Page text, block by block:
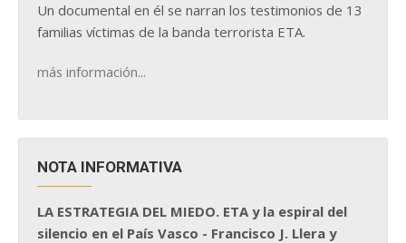
Un documental en él se narran los testimonios de 13
familias víctimas de la banda terrorista ETA.
más información...
NOTA INFORMATIVA
LA ESTRATEGIA DEL MIEDO. ETA y la espiral del
silencio en el País Vasco - Francisco J. Llera y